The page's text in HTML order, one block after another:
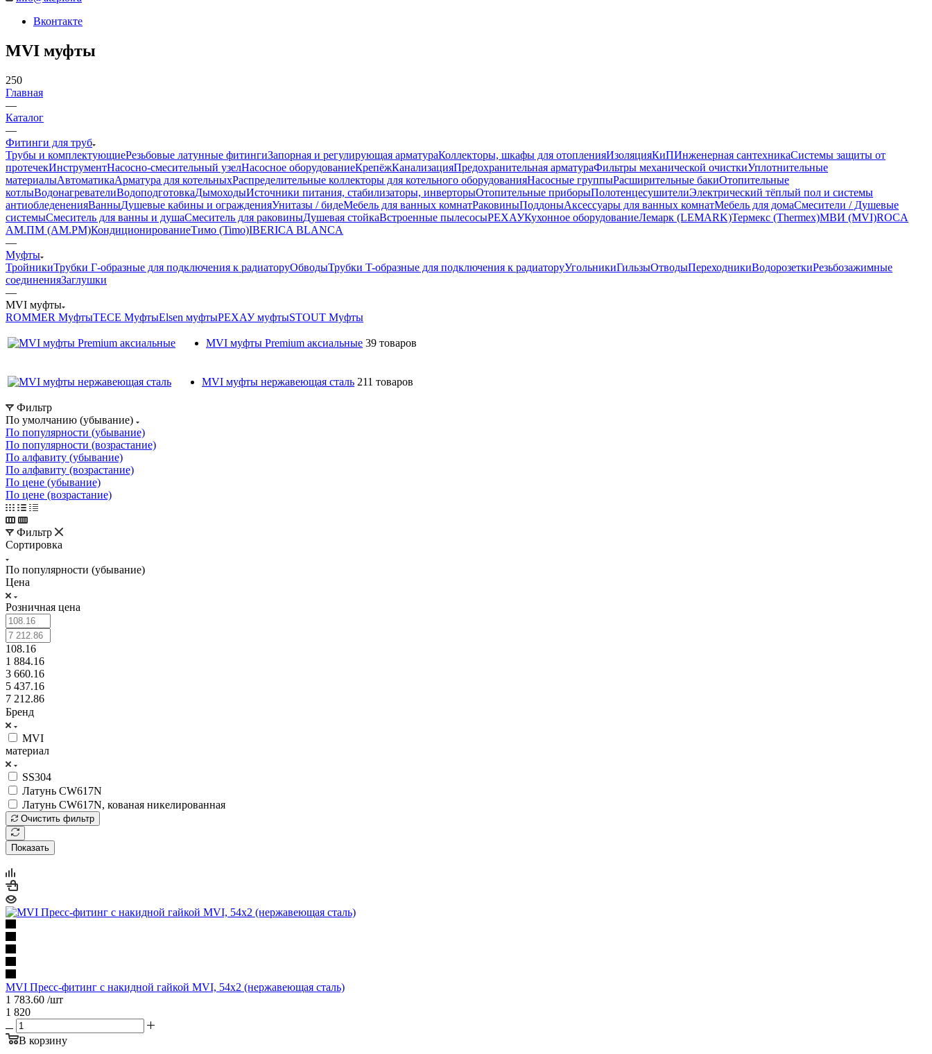
Вконтакте
MVI муфты
250
Главная
—
Каталог
—
Фитинги для труб
Трубы и комплектующиеРезьбовые латунные фитингиЗапорная и регулирующая арматураКоллекторы, шкафы для отопленияИзоляцияКиПИнженерная сантехникаСистемы защиты от
протечекИнструментНасосно-смесительный узелНасосное оборудованиеКрепёжКанализацияПредохранительная арматураФильтры механической очисткиУплотнительные
материалыАвтоматикаАрматура для котельныхРаспределительные коллекторы для котельного оборудованияНасосные группыРасширительные бакиОтопительные
котлыВодонагревателиВодоподготовкаДымоходыИсточники питания, стабилизаторы, инверторыОтопительные приборыПолотенцесушителиЭлектрический тёплый пол и системы
антиобледененияВанныДушевые кабины и огражденияУнитазы / бидеМебель для ванных комнатРаковиныПоддоныАксессуары для ванных комнатМебель для домаСмесители / Душевые
системыСмеситель для ванны и душаСмеситель для раковиныДушевая стойкаВстроенные пылесосыРЕХАУКухонное оборудованиеЛемарк (LEMARK)Термекс (Thermex)МВИ (MVI)ROCA
АМ.ПМ (AM.PM)КондиционированиеТимо (Timo)IBERICA BLANCA
—
Муфты
ТройникиТрубки Г-образные для подключения к радиаторуОбводыТрубки T-образные для подключения к радиаторуУгольникиГильзыОтводыПереходникиВодорозеткиРезьбозажимные
соединенияЗаглушки
—
MVI муфты
ROMMER МуфтыTECE МуфтыElsen муфтыРЕХАУ муфтыSTOUT Муфты
MVI муфты Premium аксиальные 39 товаров
MVI муфты нержавеющая сталь 211 товаров
Фильтр
По умолчанию (убывание)
По популярности (убывание)
По популярности (возрастание)
По алфавиту (убывание)
По алфавиту (возрастание)
По цене (убывание)
По цене (возрастание)
Фильтр
Сортировка
По популярности (убывание)
Цена
Розничная цена
108.16
1 884.16
3 660.16
5 437.16
7 212.86
Бренд
MVI
материал
SS304
Латунь CW617N
Латунь CW617N, кованая никелированная
Очистить фильтр
Показать
MVI Пресс-фитинг с накидной гайкой MVI, 54х2 (нержавеющая сталь)
1 783.60 /шт
1 820
В корзину